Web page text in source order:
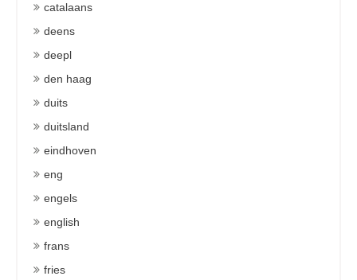
catalaans
deens
deepl
den haag
duits
duitsland
eindhoven
eng
engels
english
frans
fries